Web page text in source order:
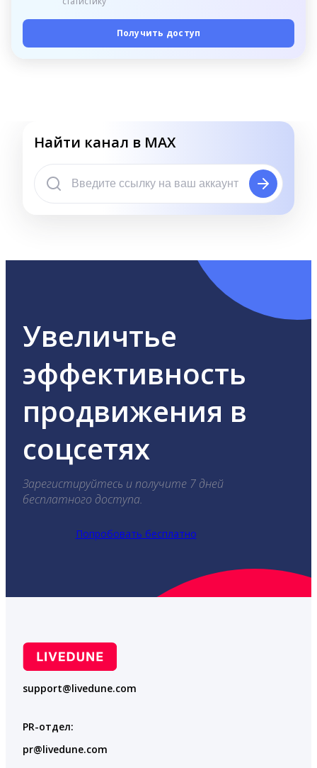
Получить доступ
Найти канал в MAX
Увеличтье
эффективность
продвижения в
соцсетях
Зарегистируйтесь и получите 7 дней
бесплатного доступа.
Попробовать бесплатно
support@livedune.com
PR-отдел:
pr@livedune.com